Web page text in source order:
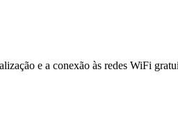
e a conexão às redes WiFi